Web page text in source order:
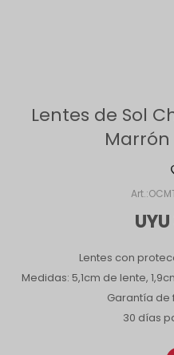
Lentes de Sol
UYU
Lentes con
Medidas: 5,1cm de lente,
Garantía de
30 días